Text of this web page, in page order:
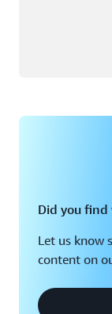
Did you
Let us know
content on